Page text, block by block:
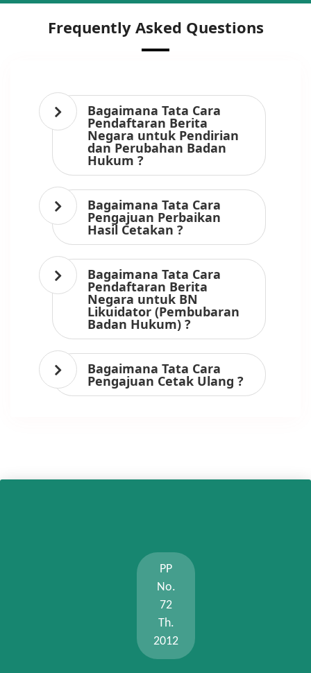
Frequently Asked Questions
Bagaimana Tata Cara
Pendaftaran Berita
Negara untuk Pendirian
dan Perubahan Badan
Hukum ?
Bagaimana Tata Cara
Pengajuan Perbaikan
Hasil Cetakan ?
Bagaimana Tata Cara
Pendaftaran Berita
Negara untuk BN
Likuidator (Pembubaran
Badan Hukum) ?
Bagaimana Tata Cara
Pengajuan Cetak Ulang ?
PP
No.
72
Th.
2012